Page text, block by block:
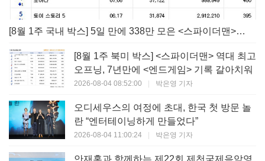
[8월 1주 국내 박스] 5일 만에 338만 모은 <스파이더맨> 극장가 235% 대반등, <호프>는 400만 돌파
[8월 1주 북미 박스] <스파이더맨> 역대 최고
오프닝, 7년만에 <엔드게임> 기록 갈아치워
2026-08-04 08:52:00 | 박은영 기자
오디세우스의 여정에 초대, 한국 첫 방문 놀
란 “엔터테이닝하게 만들었다”
2026-08-04 11:00:24 | 박은영 기자
안재홍과 함께하는 제22회 제천국제음악영